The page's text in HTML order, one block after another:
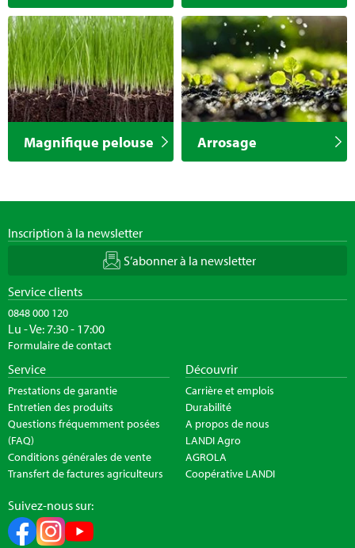
Magnifique pelouse Arrosage
Inscription à la newsletter
S’abonner à la newsletter
Service clients
0848 000 120
Lu - Ve: 7:30 - 17:00
Formulaire de contact
Service
Prestations de garantie
Entretien des produits
Questions fréquemment posées
(FAQ)
Conditions générales de vente
Transfert de factures agriculteurs
Découvrir
Carrière et emplois
Durabilité
A propos de nous
LANDI Agro
AGROLA
Coopérative LANDI
Suivez-nous sur: